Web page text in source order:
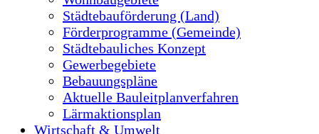
Städtebauförderung (Land)
Förderprogramme (Gemeinde)
Städtebauliches Konzept
Gewerbegebiete
Bebauungspläne
Aktuelle Bauleitplanverfahren
Lärmaktionsplan
Wirtschaft & Umwelt